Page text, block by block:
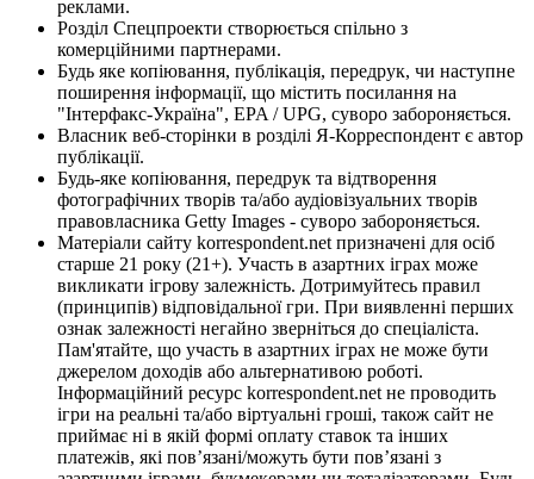
реклами.
Розділ Спецпроекти створюється спільно з
комерційними партнерами.
Будь яке копіювання, публікація, передрук, чи наступне
поширення інформації, що містить посилання на
"Інтерфакс-Україна", EPA / UPG, суворо забороняється.
Власник веб-сторінки в розділі Я-Корреспондент є автор
публікації.
Будь-яке копіювання, передрук та відтворення
фотографічних творів та/або аудіовізуальних творів
правовласника Getty Images - суворо забороняється.
Матеріали сайту korrespondent.net призначені для осіб
старше 21 року (21+). Участь в азартних іграх може
викликати ігрову залежність. Дотримуйтесь правил
(принципів) відповідальної гри. При виявленні перших
ознак залежності негайно зверніться до спеціаліста.
Пам'ятайте, що участь в азартних іграх не може бути
джерелом доходів або альтернативою роботі.
Інформаційний ресурс korrespondent.net не проводить
ігри на реальні та/або віртуальні гроші, також сайт не
приймає ні в якій формі оплату ставок та інших
платежів, які пов’язані/можуть бути пов’язані з